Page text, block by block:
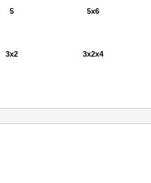
5 5x6
3x2 3x2x4